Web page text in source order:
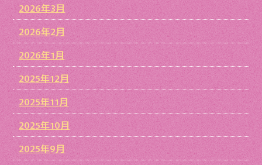
2026年3月
2026年2月
2026年1月
2025年12月
2025年11月
2025年10月
2025年9月